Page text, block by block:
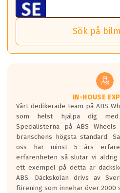
nästa bil.
Det sparar dig tid och pengar.
*PCD står för pitch circle
Viktigt att Bult respektive
Genom att du anger ditt
och garantera att tillbehören
vid åtdragning av hjulbultarna.
Sensorn sitter inne i hjulet och
och temperatur till din
TPMS gör det enkelt att ha koll
tryck. Skulle du tappa tryck i
om detta.
helt kort att du som förare
Samtliga ABS Wheels fälgar är
sensorer.
Sök på
IN-HOUSE
Vårt dedikerade team på ABS
som helst hjälpa dig med
Specialisterna på ABS
branschens högsta standard.
oss har minst 5 års
erfarenheten så slutar vi
ett exempel på detta är
ABS. Däckskolan drivs av
förening som innehar över 2000